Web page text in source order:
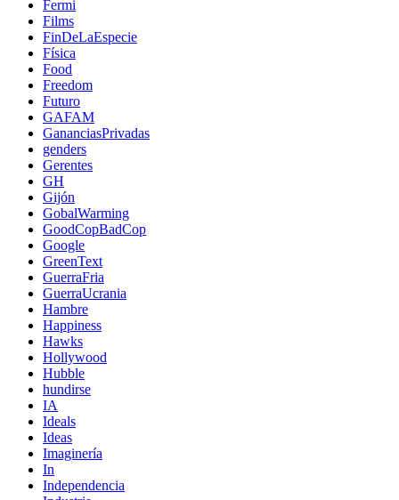
Fermi
Films
FinDeLaEspecie
Física
Food
Freedom
Futuro
GAFAM
GananciasPrivadas
genders
Gerentes
GH
Gijón
GobalWarming
GoodCopBadCop
Google
GreenText
GuerraFria
GuerraUcrania
Hambre
Happiness
Hawks
Hollywood
Hubble
hundirse
IA
Ideals
Ideas
Imaginería
In
Independencia